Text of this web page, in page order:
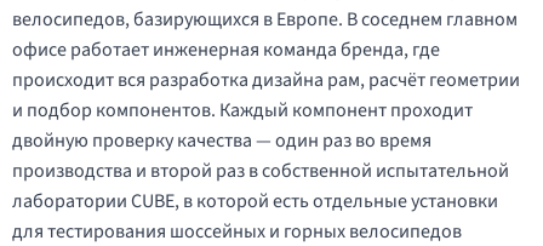
велосипедов, базирующихся в Европе. В соседнем главном
офисе работает инженерная команда бренда, где
происходит вся разработка дизайна рам, расчёт геометрии
и подбор компонентов. Каждый компонент проходит
двойную проверку качества — один раз во время
производства и второй раз в собственной испытательной
лаборатории CUBE, в которой есть отдельные установки
для тестирования шоссейных и горных велосипедов